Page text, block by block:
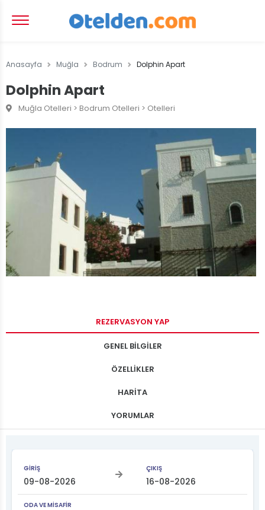
Anasayfa Muğla Bodrum Dolphin Apart
Dolphin Apart
Muğla Otelleri > Bodrum Otelleri > Otelleri
REZERVASYON YAP
GENEL BİLGİLER
ÖZELLİKLER
HARİTA
YORUMLAR
GİRİŞ ÇIKIŞ
ODA VE MİSAFİR